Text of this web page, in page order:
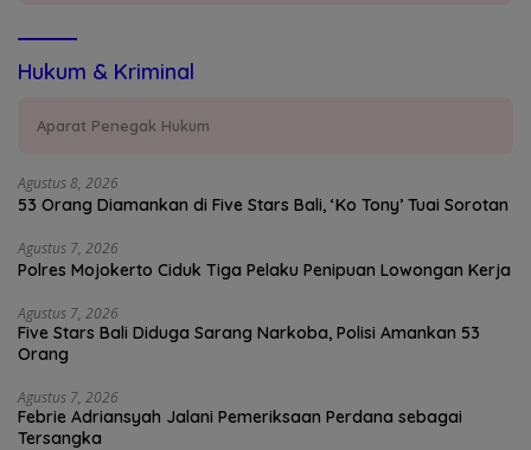
Hukum & Kriminal
Aparat Penegak Hukum
Agustus 8, 2026
53 Orang Diamankan di Five Stars Bali, ‘Ko Tony’ Tuai Sorotan
Agustus 7, 2026
Polres Mojokerto Ciduk Tiga Pelaku Penipuan Lowongan Kerja
Agustus 7, 2026
Five Stars Bali Diduga Sarang Narkoba, Polisi Amankan 53
Orang
Agustus 7, 2026
Febrie Adriansyah Jalani Pemeriksaan Perdana sebagai
Tersangka